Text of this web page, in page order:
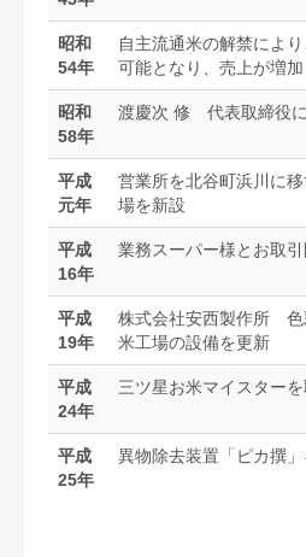
昭和
54年
自主流通米の解禁によ
可能となり、売上が増加
昭和
58年
渡慶次 修 代表取締役
平成
元年
営業所を北谷町浜川に
場を新設
平成
16年
業務スーパー様とお取
平成
19年
株式会社安西製作所 色
米工場の設備を更新
平成
24年
三ツ星お米マイスター
平成
25年
異物除去装置「ピカ撰」